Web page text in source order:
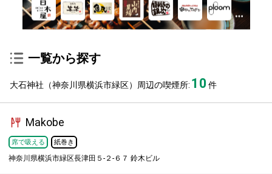
一覧から探す
大石神社（神奈川県横浜市緑区）周辺の喫煙所: 10件
Makobe
席で吸える 紙巻き
神奈川県横浜市緑区長津田５-２-６７ 鈴木ビル